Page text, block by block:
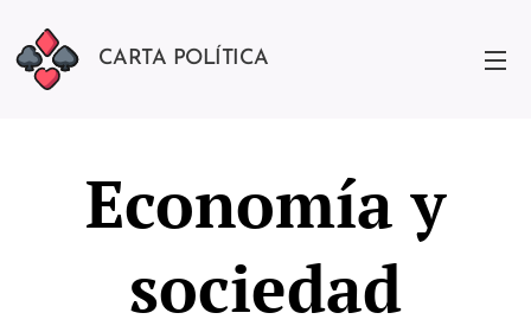
CARTA POLÍTICA
Economía y
sociedad